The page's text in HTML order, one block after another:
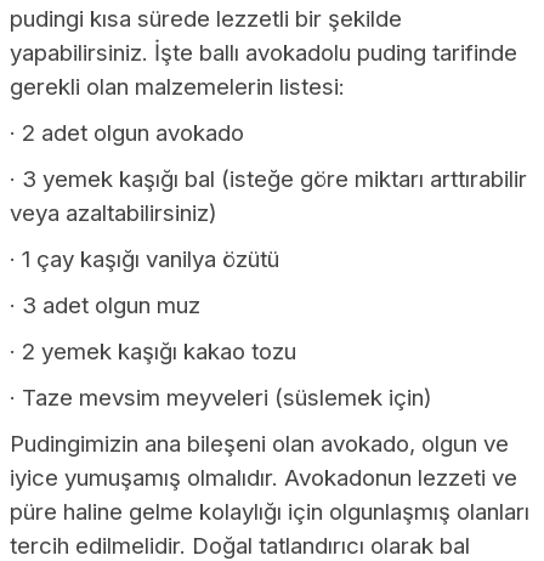
pudingi kısa sürede lezzetli bir şekilde
yapabilirsiniz. İşte ballı avokadolu puding tarifinde
gerekli olan malzemelerin listesi:
· 2 adet olgun avokado
· 3 yemek kaşığı bal (isteğe göre miktarı arttırabilir
veya azaltabilirsiniz)
· 1 çay kaşığı vanilya özütü
· 3 adet olgun muz
· 2 yemek kaşığı kakao tozu
· Taze mevsim meyveleri (süslemek için)
Pudingimizin ana bileşeni olan avokado, olgun ve
iyice yumuşamış olmalıdır. Avokadonun lezzeti ve
püre haline gelme kolaylığı için olgunlaşmış olanları
tercih edilmelidir. Doğal tatlandırıcı olarak bal